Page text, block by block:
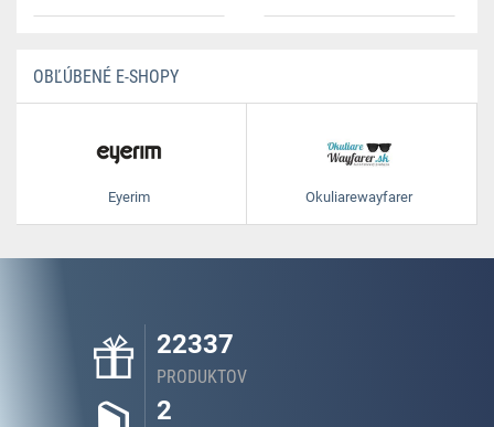
OBĽÚBENÉ E-SHOPY
Eyerim Okuliarewayfarer
22337
PRODUKTOV
2